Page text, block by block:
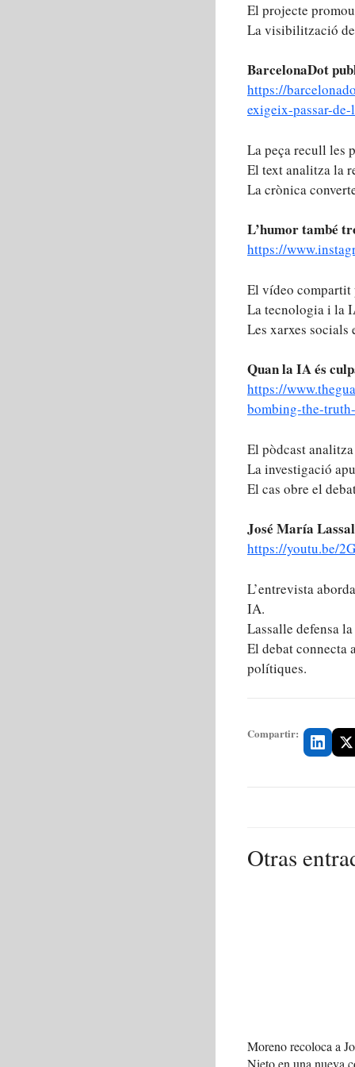
El projecte
La visibilització
BarcelonaDot
https://
exigeix-passar-
La peça recull les
El text analitza la
La crònica
L’humor també
https://
El vídeo compartit
La tecnologia i la
Les xarxes
Quan la IA és
https://
bombing-the-
El pòdcast
La investigació
El cas obre el
José María
https://youtu.be/
L’entrevista
IA.
Lassalle defensa
El debat connecta
polítiques.
Compartir:
Otras
Moreno recoloca a
Nieto en una nueva